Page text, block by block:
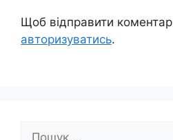
Щоб відправити
авторизуватись.